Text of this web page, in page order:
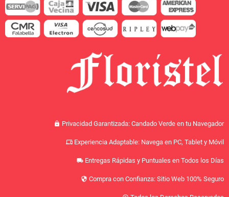
lock Privacidad Garantizada: Candado Verde en tu Navegador
devices Experiencia Adaptable: Navega en PC, Tablet y Móvil
local_shipping Entregas Rápidas y Puntuales en Todos los Días
security Compra con Confianza: Sitio Web 100% Seguro